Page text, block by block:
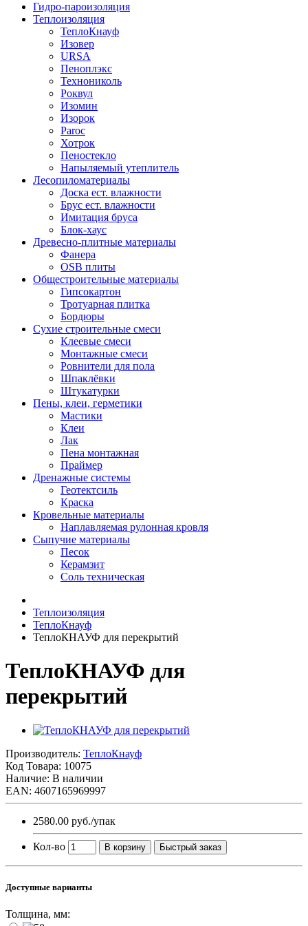
Гидро-пароизоляция
Теплоизоляция
ТеплоКнауф
Изовер
URSA
Пеноплэкс
Технониколь
Роквул
Изомин
Изорок
Paroc
Хотрок
Пеностекло
Напыляемый утеплитель
Лесопиломатериалы
Доска ест. влажности
Брус ест. влажности
Имитация бруса
Блок-хаус
Древесно-плитные материалы
Фанера
OSB плиты
Общестроительные материалы
Гипсокартон
Тротуарная плитка
Бордюры
Сухие строительные смеси
Клеевые смеси
Монтажные смеси
Ровнители для пола
Шпаклёвки
Штукатурки
Пены, клеи, герметики
Мастики
Клеи
Лак
Пена монтажная
Праймер
Дренажные системы
Геотектсиль
Краска
Кровельные материалы
Наплавляемая рулонная кровля
Сыпучие материалы
Песок
Керамзит
Соль техническая
Теплоизоляция
ТеплоКнауф
ТеплоКНАУФ для перекрытий
ТеплоКНАУФ для
перекрытий
Производитель: ТеплоКнауф
Код Товара: 10075
Наличие: В наличии
EAN: 4607165969997
2580.00 руб./упак
Кол-во В корзину Быстрый заказ
Доступные варианты
Толщина, мм: